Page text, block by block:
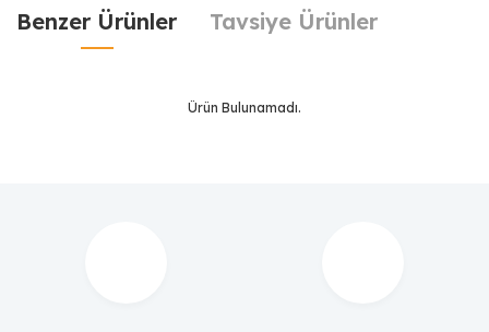
Benzer Ürünler Tavsiye Ürünler
Ürün Bulunamadı.